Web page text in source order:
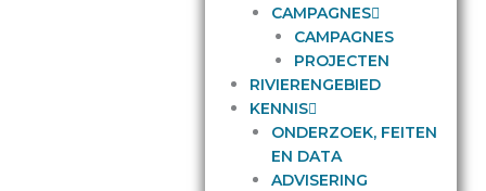
CAMPAGNES
CAMPAGNES
PROJECTEN
RIVIERENGEBIED
KENNIS
ONDERZOEK, FEITEN
EN DATA
ADVISERING